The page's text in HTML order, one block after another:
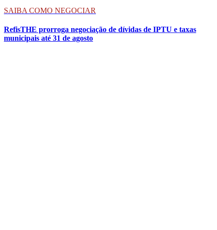
SAIBA COMO NEGOCIAR
RefisTHE prorroga negociação de dívidas de IPTU e taxas
municipais até 31 de agosto